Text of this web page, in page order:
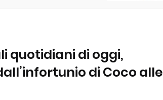
quotidiani di oggi,
di Coco alle